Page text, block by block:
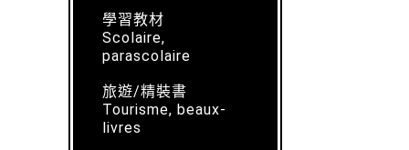
學習教材
Scolaire,
parascolaire
旅遊/精裝書
Tourisme, beaux-
livres